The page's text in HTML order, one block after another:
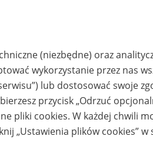
zadawanie pytań i
umawianie się na wizyty w
możesz sprawdzić swoje
masz dostęp do informacji
masz dostę do informacji
Jeśli jesteś płatnikiem składek
możesz skorzystać z
ubezpieczeń, wypełnisz i
(niezbędne) oraz
wykorzystanie przez nas
lub dostosować swoje
przycisk „Odrzuć
pliki cookies. W każdej chwili
„Ustawienia plików cookies” w